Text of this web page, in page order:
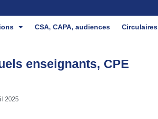
CSA, CAPA, audiences Circulaires
enseignants, CPE
2025